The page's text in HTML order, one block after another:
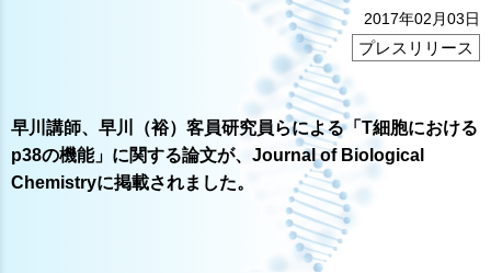
2017年02月03日
プレスリリース
早川講師、早川（裕）客員研究員らによる「T細胞における
p38の機能」に関する論文が、Journal of Biological
Chemistryに掲載されました。